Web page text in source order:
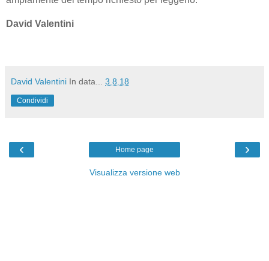
David Valentini
David Valentini In data... 3.8.18
Condividi
‹ ›
Home page
Visualizza versione web